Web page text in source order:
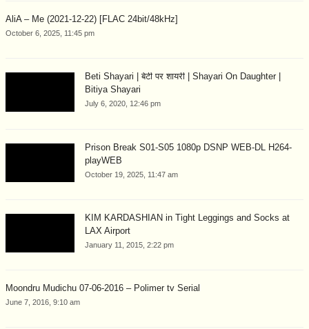
AliA – Me (2021-12-22) [FLAC 24bit/48kHz]
October 6, 2025, 11:45 pm
Beti Shayari | बेटी पर शायरी | Shayari On Daughter |
Bitiya Shayari
July 6, 2020, 12:46 pm
Prison Break S01-S05 1080p DSNP WEB-DL H264-
playWEB
October 19, 2025, 11:47 am
KIM KARDASHIAN in Tight Leggings and Socks at
LAX Airport
January 11, 2015, 2:22 pm
Moondru Mudichu 07-06-2016 – Polimer tv Serial
June 7, 2016, 9:10 am